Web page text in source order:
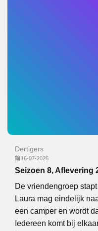
Dertigers
16-07-2026
Seizoen 8, Aflevering
De vriendengroep
Laura mag eindelijk
een camper en wordt
Iedereen komt bij